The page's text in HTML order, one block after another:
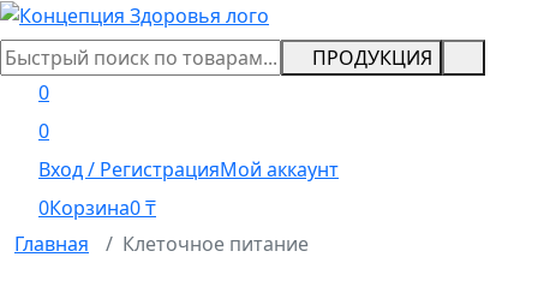
ПРОДУКЦИЯ
0
0
Вход / РегистрацияМой аккаунт
0Корзина0₸
Главная
Клеточное питание